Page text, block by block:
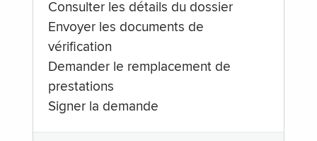
Consulter les détails du dossier
Envoyer les documents de
vérification
Demander le remplacement de
prestations
Signer la demande